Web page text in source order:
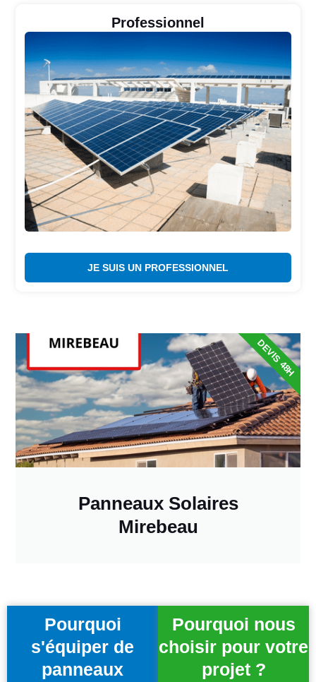
Professionnel
JE SUIS UN PROFESSIONNEL
Panneaux Solaires
Mirebeau
DEVIS 48H
Pourquoi
s'équiper de
panneaux
Pourquoi nous
choisir pour votre
projet ?